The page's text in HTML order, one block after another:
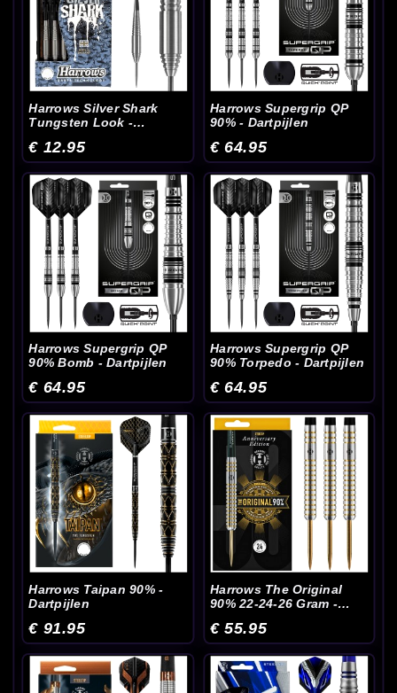
Harrows Silver Shark
Tungsten Look -
€ 12.95
Harrows Supergrip QP
90% - Dartpijlen
€ 64.95
Harrows Supergrip QP
90% Bomb - Dartpijlen
€ 64.95
Harrows Supergrip QP
90% Torpedo - Dartpijlen
€ 64.95
Harrows Taipan 90% -
Dartpijlen
€ 91.95
Harrows The Original
90% 22-24-26 Gram -
€ 55.95